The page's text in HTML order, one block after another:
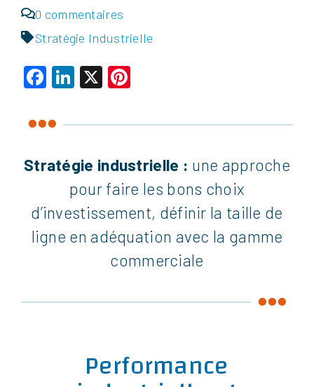
0 commentaires
Stratégie Industrielle
Facebook
LinkedIn
X
Stratégie industrielle : une approche
pour faire les bons choix
d’investissement, définir la taille de
ligne en adéquation avec la gamme
commerciale
Performance